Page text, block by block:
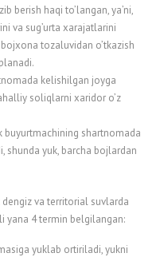
berish haqi to’langan, ya’ni,
va sug’urta xarajatlarini
tozaluvidan o’tkazish
kelishilgan joyga
soliqlarni xaridor o’z
buyurtmachining shartnomada
shunda yuk, barcha bojlardan
va territorial suvlarda
yana 4 termin belgilangan:
yuklab ortiriladi, yukni